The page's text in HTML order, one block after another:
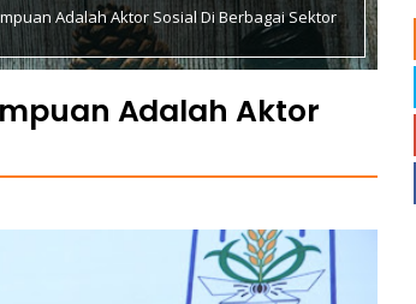
Adalah Aktor Sosial Di Berbagai Sektor
Adalah Aktor